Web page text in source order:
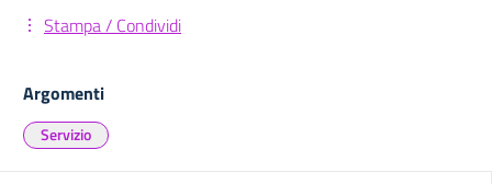
Stampa / Condividi
Argomenti
Servizio